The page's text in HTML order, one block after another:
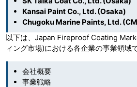
Kansai Paint Co., Ltd. (Osaka)
Chugoku Marine Paints, Ltd.
以下は、Japan Fireproof Coating
ィング市場)における各企業の事業領域で
会社概要
事業戦略